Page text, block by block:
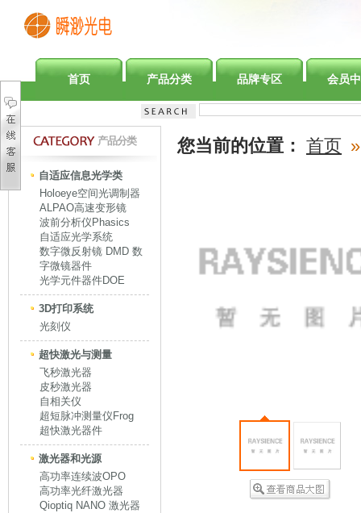
首页 产品分类 品牌专区 会员
产品分类
自适应信息光学类
Holoeye空间光调制器
ALPAO高速变形镜
波前分析仪Phasics
自适应光学系统
数字微反射镜 DMD 数
字微镜器件
光学元件器件DOE
3D打印系统
光刻仪
超快激光与测量
飞秒激光器
皮秒激光器
自相关仪
超短脉冲测量仪Frog
超快激光器件
激光器和光源
高功率连续波OPO
高功率光纤激光器
Qioptiq NANO 激光器
您当前的位置： 首页 »